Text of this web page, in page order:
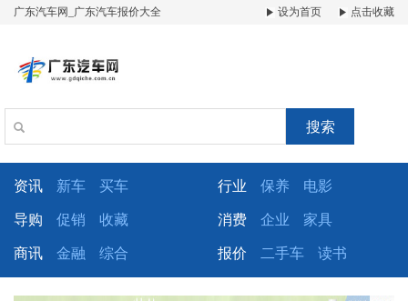
广东汽车网_广东汽车报价大全 设为首页 点击收藏
搜索
资讯 新车 买车 行业 保养 电影
导购 促销 收藏 消费 企业 家具
商讯 金融 综合 报价 二手车 读书